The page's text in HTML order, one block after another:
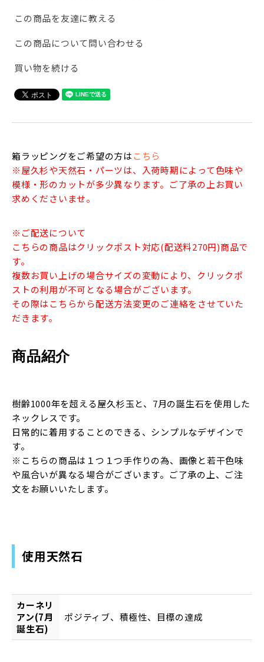
この商品を友達に教える
この商品について問い合わせる
買い物を続ける
箱ラッピングをご希望の方はこちら
※屋久杉や天然石・パーツは、入荷時期によって色味や
模様・形のカットが多少異なります。ご了承の上お買い
求めくださいませ。
※ご配送について
こちらの商品はクリックポスト対応(配送料270円)商品で
す。
複数お買い上げの場合サイズの変動により、クリックポ
ストの利用が不可となる場合がございます。
その際はこちらから配送方法変更のご連絡をさせていた
だきます。
商品紹介
樹齢1000年を超える屋久杉玉と、7月の誕生石を使用した
ネックレスです。
日常的に着用することのできる、シンプルなデザインで
す。
※こちらの商品は１つ１つ手作りの為、画像と若干色味
や風合いが異なる場合がございます。ご了承の上、ご注
文をお願いいたします。
使用天然石
カーネリ
アン(7月
誕生石)
ポジティブ、積極性、目標の達成